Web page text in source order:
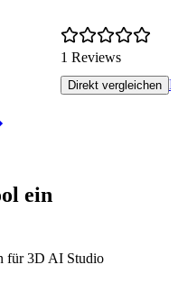
1 Reviews
Direkt vergleichen
ein
für 3D AI Studio